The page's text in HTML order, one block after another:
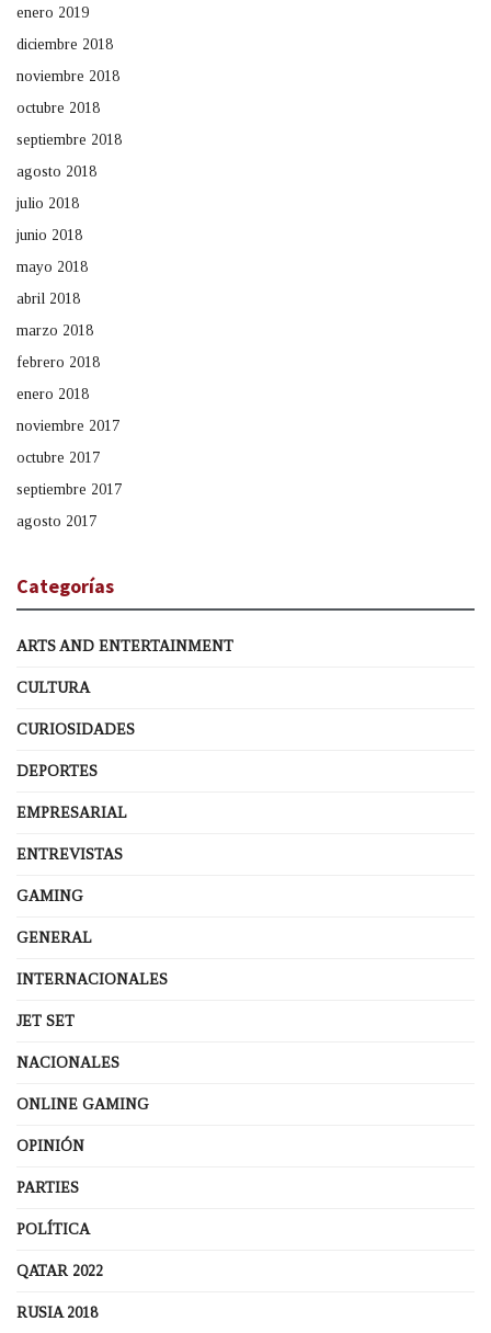
enero 2019
diciembre 2018
noviembre 2018
octubre 2018
septiembre 2018
agosto 2018
julio 2018
junio 2018
mayo 2018
abril 2018
marzo 2018
febrero 2018
enero 2018
noviembre 2017
octubre 2017
septiembre 2017
agosto 2017
Categorías
ARTS AND ENTERTAINMENT
CULTURA
CURIOSIDADES
DEPORTES
EMPRESARIAL
ENTREVISTAS
GAMING
GENERAL
INTERNACIONALES
JET SET
NACIONALES
ONLINE GAMING
OPINIÓN
PARTIES
POLÍTICA
QATAR 2022
RUSIA 2018